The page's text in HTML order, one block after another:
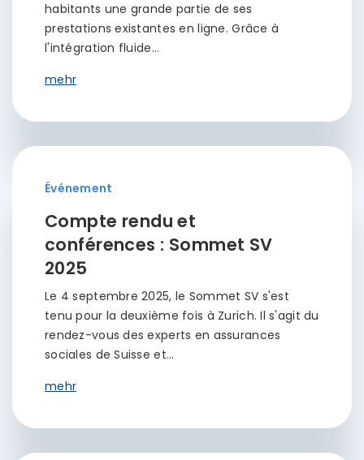
habitants une grande partie de ses
prestations existantes en ligne. Grâce à
l'intégration fluide…
mehr
Événement
Compte rendu et
conférences : Sommet SV
2025
Le 4 septembre 2025, le Sommet SV s'est
tenu pour la deuxième fois à Zurich. Il s'agit du
rendez-vous des experts en assurances
sociales de Suisse et…
mehr